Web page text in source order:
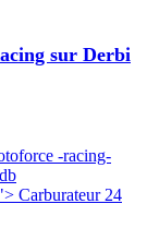
sur Derbi
-racing-
Carburateur 24